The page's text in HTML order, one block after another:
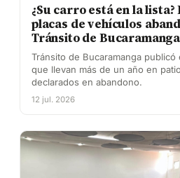
¿Su carro está en la lista?
placas de vehículos
Tránsito de Bucaramanga
Tránsito de Bucaramanga
que llevan más de un año en
declarados en abandono.
12 jul. 2026